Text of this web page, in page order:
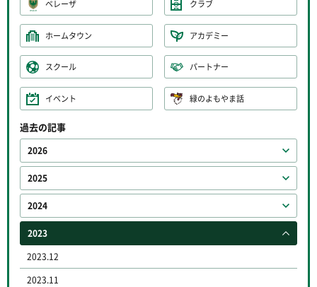
ベレーザ クラブ
ホームタウン アカデミー
スクール パートナー
イベント 緑のよもやま話
過去の記事
2026
2025
2024
2023
2023.12
2023.11